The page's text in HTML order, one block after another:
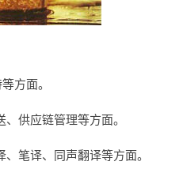
方面。
供应链管理等方面。
笔译、同声翻译等方面。